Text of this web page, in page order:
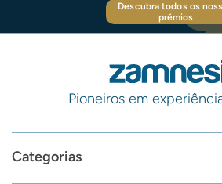
Descubra todos os
prémios
Pioneiros em
Categorias